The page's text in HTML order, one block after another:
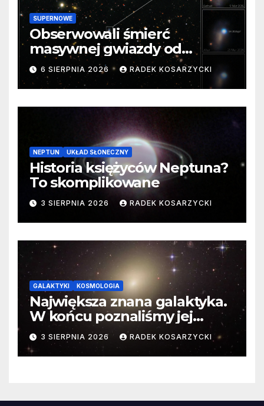
SUPERNOWE
Obserwowali śmierć
masywnej gwiazdy od
samego początku. Niezwykle
cenne dane
6 SIERPNIA 2026 RADEK KOSARZYCKI
NEPTUN UKŁAD SŁONECZNY
Historia księżyców Neptuna?
To skomplikowane
3 SIERPNIA 2026 RADEK KOSARZYCKI
GALAKTYKI KOSMOLOGIA
Największa znana galaktyka.
W końcu poznaliśmy jej
faktyczne wymiary
3 SIERPNIA 2026 RADEK KOSARZYCKI